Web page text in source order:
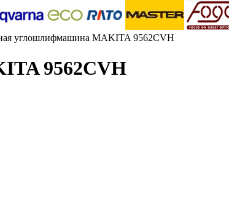
углошлифмашина MAKITA 9562CVH
9562CVH